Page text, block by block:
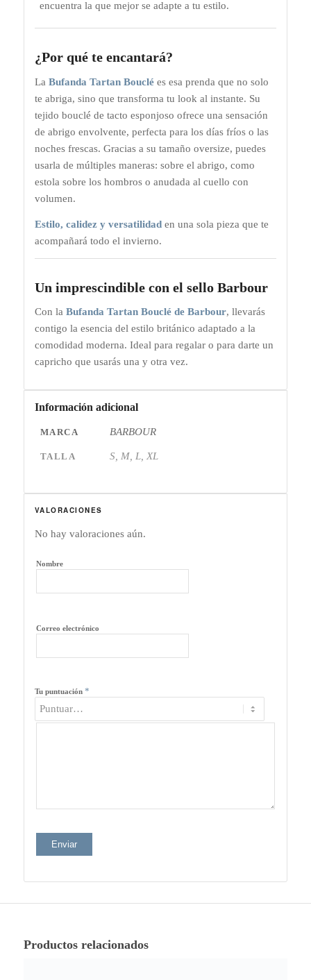
encuentra la que mejor se adapte a tu estilo.
¿Por qué te encantará?
La Bufanda Tartan Bouclées esa prenda que no solo
te abriga, sino que transforma tu look al instante. Su
tejido bouclé de tacto esponjoso ofrece una sensación
de abrigo envolvente, perfecta para los días fríos o las
noches frescas. Gracias a su tamaño oversize, puedes
usarla de múltiples maneras: sobre el abrigo, como
estola sobre los hombros o anudada al cuello con
volumen.
Estilo, calidez y versatilidaden una sola pieza que te
acompañará todo el invierno.
Un imprescindible con el sello Barbour
Con la Bufanda Tartan Bouclé de Barbour, llevarás
contigo la esencia del estilo británico adaptado a la
comodidad moderna. Ideal para regalar o para darte un
capricho que usarás una y otra vez.
Información adicional
MARCA BARBOUR
TALLA S, M, L, XL
VALORACIONES
No hay valoraciones aún.
Nombre
Correo electrónico
Tu puntuación *
Productos relacionados